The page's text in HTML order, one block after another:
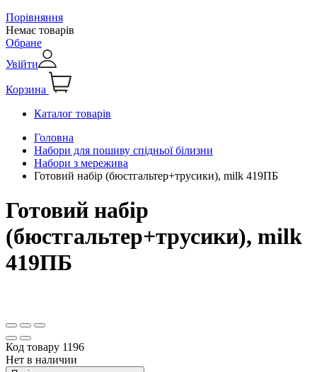
Порівняння
Немає товарів
Обране
Увійти
Корзина
Каталог товарів
Головна
Набори для пошиву спідньої білизни
Набори з мережива
Готовий набір (бюстгальтер+трусики), milk 419ПБ
Готовий набір
(бюстгальтер+трусики), milk
419ПБ
Код товару 1196
Нет в наличии